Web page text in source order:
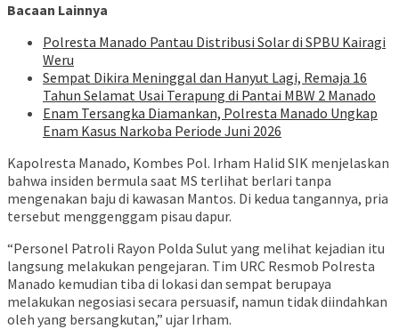
Bacaan Lainnya
Polresta Manado Pantau Distribusi Solar di SPBU Kairagi
Weru
Sempat Dikira Meninggal dan Hanyut Lagi, Remaja 16
Tahun Selamat Usai Terapung di Pantai MBW 2 Manado
Enam Tersangka Diamankan, Polresta Manado Ungkap
Enam Kasus Narkoba Periode Juni 2026
Kapolresta Manado, Kombes Pol. Irham Halid SIK menjelaskan
bahwa insiden bermula saat MS terlihat berlari tanpa
mengenakan baju di kawasan Mantos. Di kedua tangannya, pria
tersebut menggenggam pisau dapur.
“Personel Patroli Rayon Polda Sulut yang melihat kejadian itu
langsung melakukan pengejaran. Tim URC Resmob Polresta
Manado kemudian tiba di lokasi dan sempat berupaya
melakukan negosiasi secara persuasif, namun tidak diindahkan
oleh yang bersangkutan,” ujar Irham.